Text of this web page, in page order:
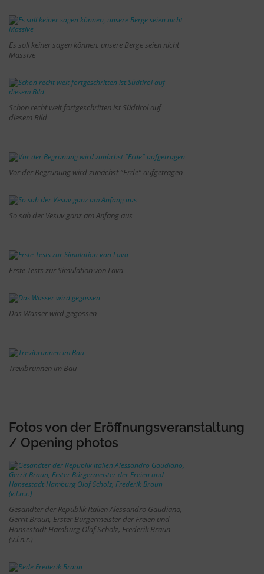
Es soll keiner sagen können, unsere Berge seien nicht
Massive
Schon recht weit fortgeschritten ist Südtirol auf
diesem Bild
Vor der Begrünung wird zunächst “Erde” aufgetragen
So sah der Vesuv ganz am Anfang aus
Erste Tests zur Simulation von Lava
Das Wasser wird gegossen
Trevibrunnen im Bau
Fotos von der Eröffnungsveranstaltung
/ Opening photos
Gesandter der Republik Italien Alessandro Gaudiano,
Gerrit Braun, Erster Bürgermeister der Freien und
Hansestadt Hamburg Olaf Scholz, Frederik Braun
(v.l.n.r.)